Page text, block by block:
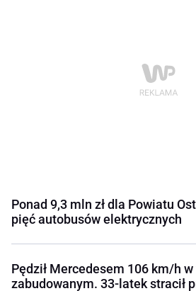
Ponad 9,3 mln zł dla Powiatu
pięć autobusów elektrycznych
Pędził Mercedesem 106 km/h
zabudowanym. 33-latek stracił